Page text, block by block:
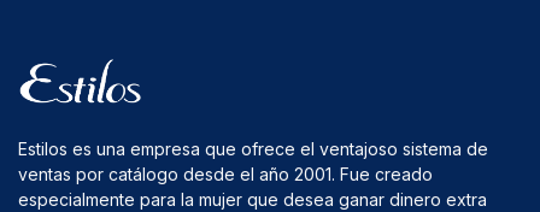
Estilos es una empresa que ofrece el ventajoso sistema de
ventas por catálogo desde el año 2001. Fue creado
especialmente para la mujer que desea ganar dinero extra